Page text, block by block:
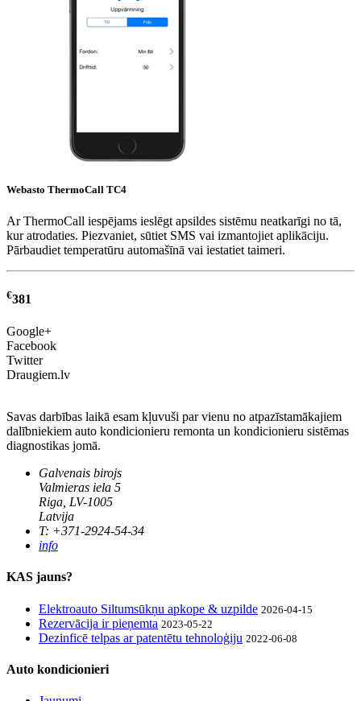
Webasto ThermoCall TC4
Ar ThermoCall iespējams ieslēgt apsildes sistēmu neatkarīgi no tā,
kur atrodaties. Piezvaniet, sūtiet SMS vai izmantojiet aplikāciju.
Pārbaudiet temperatūru automašīnā vai iestatiet taimeri.
€381
Google+
Facebook
Twitter
Draugiem.lv
Savas darbības laikā esam kļuvuši par vienu no atpazīstamākajiem
dalībniekiem auto kondicionieru remonta un kondicionieru sistēmas
diagnostikas jomā.
Galvenais birojs
Valmieras iela 5
Riga, LV-1005
Latvija
T: +371-2924-54-34
info
KAS jauns?
Elektroauto Siltumsūkņu apkope & uzpilde 2026-04-15
Rezervācija ir pieņemta 2023-05-22
Dezinficē telpas ar patentētu tehnoloģiju 2022-06-08
Auto kondicionieri